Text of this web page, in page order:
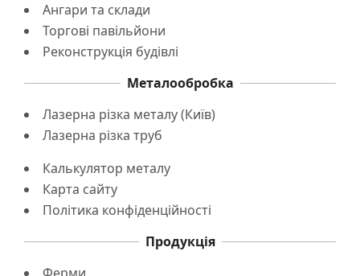
Ангари та склади
Торгові павільйони
Реконструкція будівлі
Металообробка
Лазерна різка металу (Київ)
Лазерна різка труб
Калькулятор металу
Карта сайту
Політика конфіденційності
Продукція